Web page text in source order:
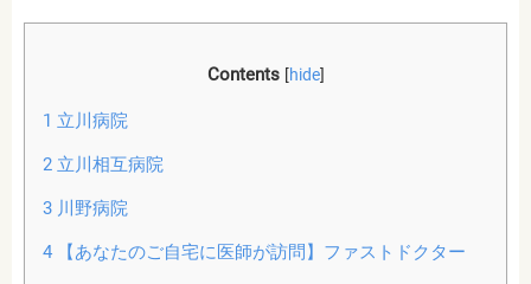
Contents [hide]
1 立川病院
2立川相互病院
3川野病院
4【あなたのご自宅に医師が訪問】ファストドクター